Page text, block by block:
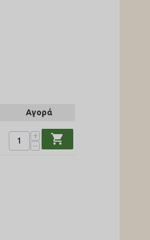
Αγορά
+
−
shopping_cart